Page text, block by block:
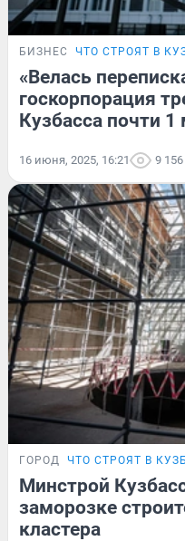
БИЗНЕС ЧТО СТРОЯТ В
«Велась
госкорпорация
Кузбасса почти
16 июня, 2025, 16:21 9 156
ГОРОД ЧТО СТРОЯТ В
Минстрой
заморозке
кластера